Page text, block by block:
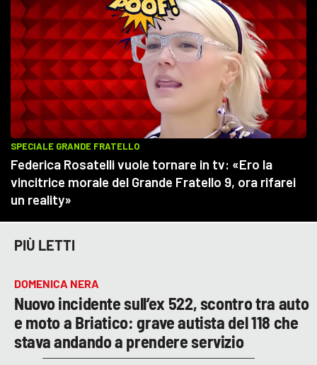
PIÙ LETTI
DOMENICA NERA
Nuovo incidente sull’ex 522, scontro tra auto
e moto a Briatico: grave autista del 118 che
stava andando a prendere servizio